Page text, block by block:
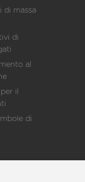
di massa
di
al
il
di